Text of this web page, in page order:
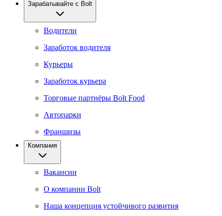
Зарабатывайте с Bolt
Водители
Заработок водителя
Курьеры
Заработок курьера
Торговые партнёры Bolt Food
Автопарки
Франшизы
Компания
Вакансии
О компании Bolt
Наша концепция устойчивого развития